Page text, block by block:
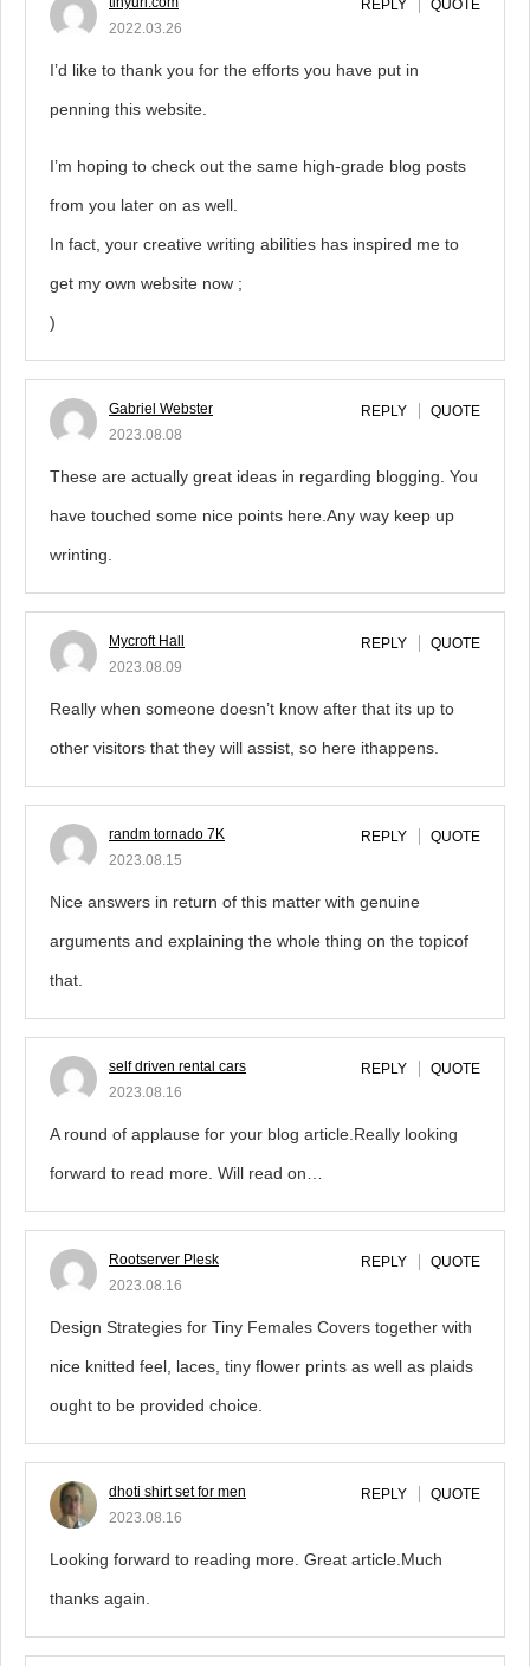
2022.03.26
REPLY QUOTE
I’d like to thank you for the efforts you have put in
penning this website.
I’m hoping to check out the same high-grade blog posts
from you later on as well.
In fact, your creative writing abilities has inspired me to
get my own website now ;
)
Gabriel Webster
2023.08.08
REPLY QUOTE
These are actually great ideas in regarding blogging. You
have touched some nice points here.Any way keep up
wrinting.
Mycroft Hall
2023.08.09
REPLY QUOTE
Really when someone doesn’t know after that its up to
other visitors that they will assist, so here ithappens.
randm tornado 7K
2023.08.15
REPLY QUOTE
Nice answers in return of this matter with genuine
arguments and explaining the whole thing on the topicof
that.
self driven rental cars
2023.08.16
REPLY QUOTE
A round of applause for your blog article.Really looking
forward to read more. Will read on…
Rootserver Plesk
2023.08.16
REPLY QUOTE
Design Strategies for Tiny Females Covers together with
nice knitted feel, laces, tiny flower prints as well as plaids
ought to be provided choice.
dhoti shirt set for men
2023.08.16
REPLY QUOTE
Looking forward to reading more. Great article.Much
thanks again.